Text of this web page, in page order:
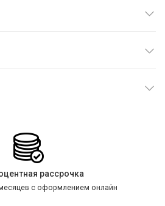
рассрочка
с оформлением онлайн